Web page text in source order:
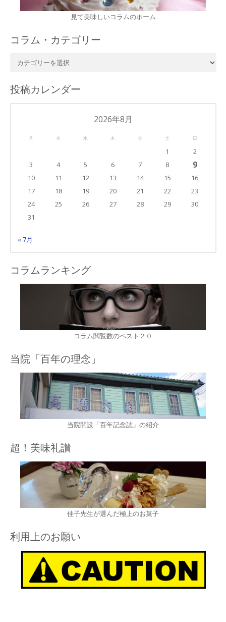
見て美味しいコラムのホーム
コラム・カテゴリー
カ
投稿カレンダー
2026年8月
月 火 水 木 金 土 日
1
2
3
4 5 6 7 8 9
10 11 12 13 14 15
16
17
18 19 20 21 22
23
24
25 26 27 28 29
30
31
« 7月
コラムランキング
コラム閲覧数のベスト２０
当院「百年の理念」
当院開設「百年記念誌」の紹介
超！美味礼讃
佳子先生が選んだ極上のお菓子
利用上のお願い